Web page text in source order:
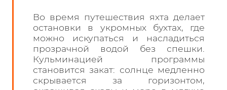
Во время путешествия яхта делает
остановки в укромных бухтах, где
можно искупаться и насладиться
прозрачной водой без спешки.
Кульминацией программы
становится закат: солнце медленно
скрывается за горизонтом,